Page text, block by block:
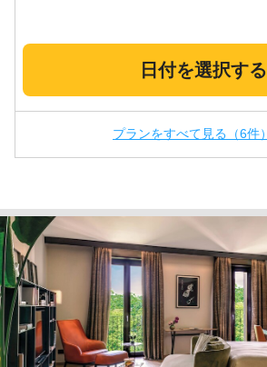
日付を選択する
プランをすべて見る（6件）